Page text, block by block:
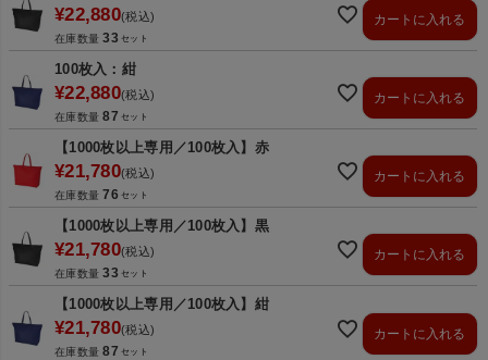
¥22,880 税込
在庫数量 33
カートに入れる
100枚入：紺
¥22,880 税込
在庫数量 87
カートに入れる
【1000枚以上専用／100枚入】赤
¥21,780 税込
在庫数量 76
カートに入れる
【1000枚以上専用／100枚入】黒
¥21,780 税込
在庫数量 33
カートに入れる
【1000枚以上専用／100枚入】紺
¥21,780 税込
在庫数量 87
カートに入れる